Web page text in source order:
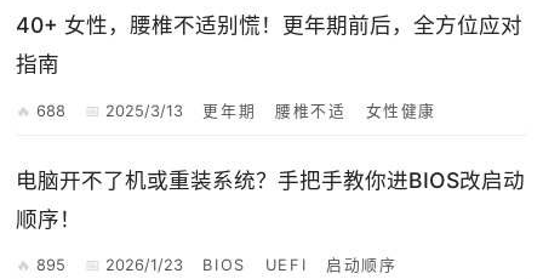
40+ 女性，腰椎不适别慌！更年期前后，全方位应对
指南
688 2025/3/13 更年期 腰椎不适 女性健康
电脑开不了机或重装系统？手把手教你进BIOS改启动
顺序！
895 2026/1/23 BIOS UEFI 启动顺序